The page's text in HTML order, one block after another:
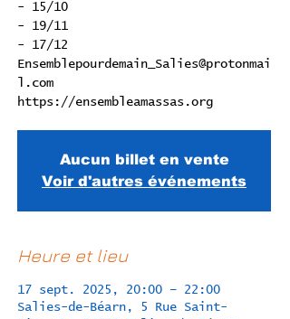
- 15/10
- 19/11
- 17/12
Ensemblepourdemain_Salies@protonmai
l.com
Aucun billet en vente
Voir d'autres événements
Heure et lieu
17 sept. 2025, 20:00 – 22:00
Salies-de-Béarn, 5 Rue Saint-